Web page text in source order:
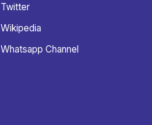
Twitter
Wikipedia
Whatsapp Channel